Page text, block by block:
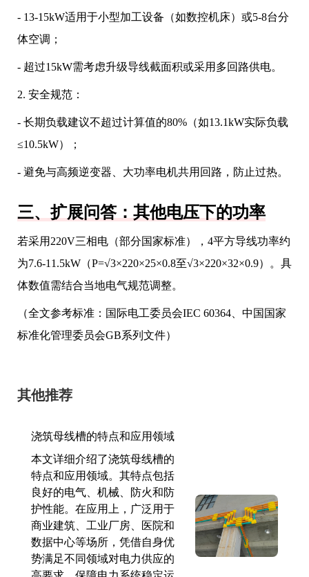
- 13-15kW适用于小型加工设备（如数控机床）或5-8台分
体空调；
- 超过15kW需考虑升级导线截面积或采用多回路供电。
2. 安全规范：
- 长期负载建议不超过计算值的80%（如13.1kW实际负载
≤10.5kW）；
- 避免与高频逆变器、大功率电机共用回路，防止过热。
三、扩展问答：其他电压下的功率
若采用220V三相电（部分国家标准），4平方导线功率约
为7.6-11.5kW（P=√3×220×25×0.8至√3×220×32×0.9）。具
体数值需结合当地电气规范调整。
（全文参考标准：国际电工委员会IEC 60364、中国国家
标准化管理委员会GB系列文件）
其他推荐
浇筑母线槽的特点和应用领域
本文详细介绍了浇筑母线槽的
特点和应用领域。其特点包括
良好的电气、机械、防火和防
护性能。在应用上，广泛用于
商业建筑、工业厂房、医院和
数据中心等场所，凭借自身优
势满足不同领域对电力供应的